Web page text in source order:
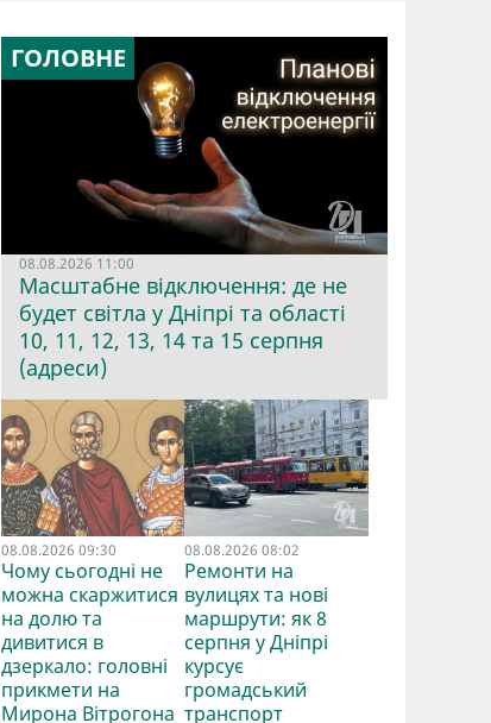
ГОЛОВНЕ
08.08.2026 11:00
Масштабне відключення: де не
будет світла у Дніпрі та області
10, 11, 12, 13, 14 та 15 серпня
(адреси)
08.08.2026 09:30
Чому сьогодні не
можна скаржитися
на долю та
дивитися в
дзеркало: головні
прикмети на
Мирона Вітрогона
08.08.2026 08:02
Ремонти на
вулицях та нові
маршрути: як 8
серпня у Дніпрі
курсує
громадський
транспорт